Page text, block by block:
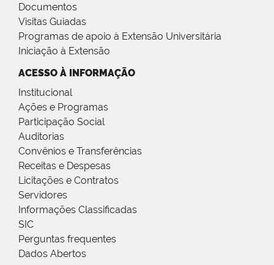
Documentos
Visitas Guiadas
Programas de apoio à Extensão Universitária
Iniciação à Extensão
ACESSO À INFORMAÇÃO
Institucional
Ações e Programas
Participação Social
Auditorias
Convênios e Transferências
Receitas e Despesas
Licitações e Contratos
Servidores
Informações Classificadas
SIC
Perguntas frequentes
Dados Abertos